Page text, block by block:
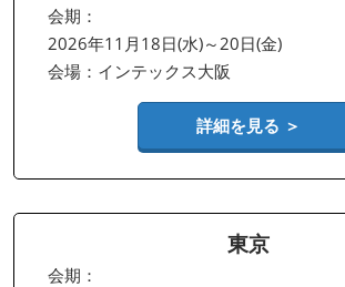
会期：
2026年11月18日(水)～20日(金)
会場：インテックス大阪
詳細を見る ＞
東京
会期：